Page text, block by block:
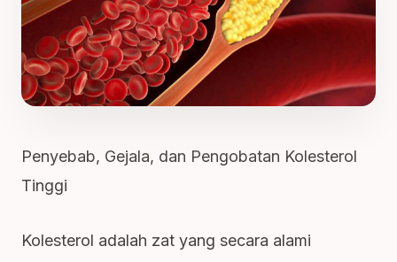
Penyebab, Gejala, dan Pengobatan Kolesterol
Tinggi
Kolesterol adalah zat yang secara alami